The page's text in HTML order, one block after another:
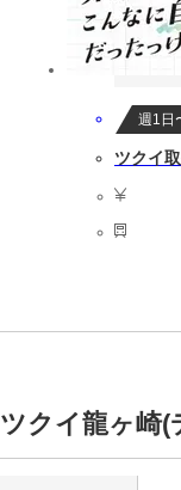
週1日
ツクイ
ツクイ龍ヶ崎(